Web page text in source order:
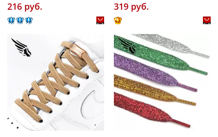
216 pуб. 319 pуб.